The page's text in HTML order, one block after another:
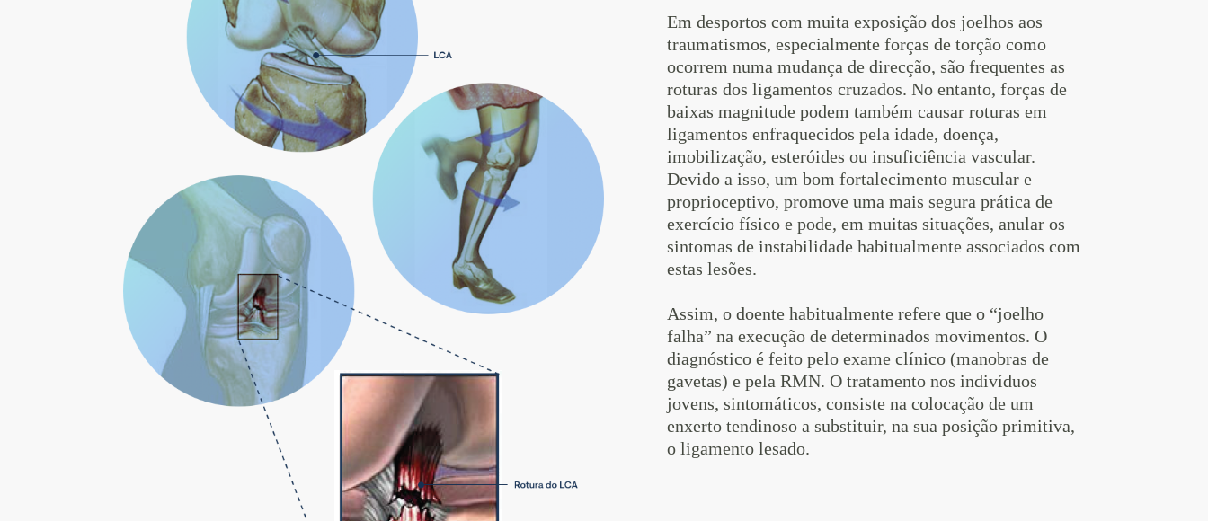
Em desportos com muita exposição dos joelhos aos
traumatismos, especialmente forças de torção como
ocorrem numa mudança de direcção, são frequentes as
roturas dos ligamentos cruzados. No entanto, forças de
baixas magnitude podem também causar roturas em
ligamentos enfraquecidos pela idade, doença,
imobilização, esteróides ou insuficiência vascular.
Devido a isso, um bom fortalecimento muscular e
proprioceptivo, promove uma mais segura prática de
exercício físico e pode, em muitas situações, anular os
sintomas de instabilidade habitualmente associados com
estas lesões.
Assim, o doente habitualmente refere que o “joelho
falha” na execução de determinados movimentos. O
diagnóstico é feito pelo exame clínico (manobras de
gavetas) e pela RMN. O tratamento nos indivíduos
jovens, sintomáticos, consiste na colocação de um
enxerto tendinoso a substituir, na sua posição primitiva,
o ligamento lesado.